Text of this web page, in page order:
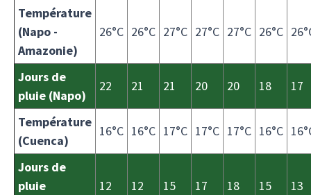
Température
(Napo -
Amazonie)
26°C 26°C 27°C 27°C 27°C 26°C
Jours de
pluie (Napo)
22 21 21 20 20 18 17
Température
(Cuenca)
16°C 16°C 17°C 17°C 17°C 16°C
Jours de
pluie
12 12 15 17 18 15 13